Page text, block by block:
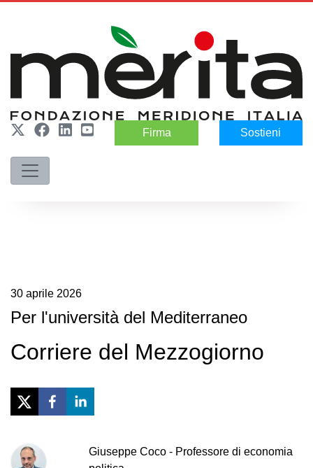
Firma Sostieni
30 aprile 2026
Per l'università del Mediterraneo
Corriere del Mezzogiorno
Giuseppe Coco - Professore di economia